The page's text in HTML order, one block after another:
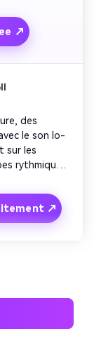
l'action
le lien dans
↗
des
le son lo-
sur les
rythmiques
Conclure
un slogan
↗